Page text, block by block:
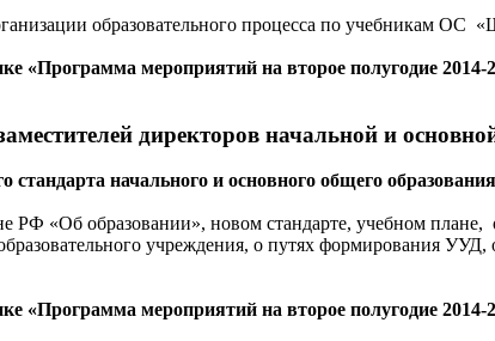
образовательного процесса по учебникам ОС
«Программа мероприятий на второе полугодие 2014-
директоров начальной и
стандарта начального и основного общего
РФ «Об образовании», новом стандарте, учебном плане,
учреждения, о путях формирования УУД,
«Программа мероприятий на второе полугодие 2014-